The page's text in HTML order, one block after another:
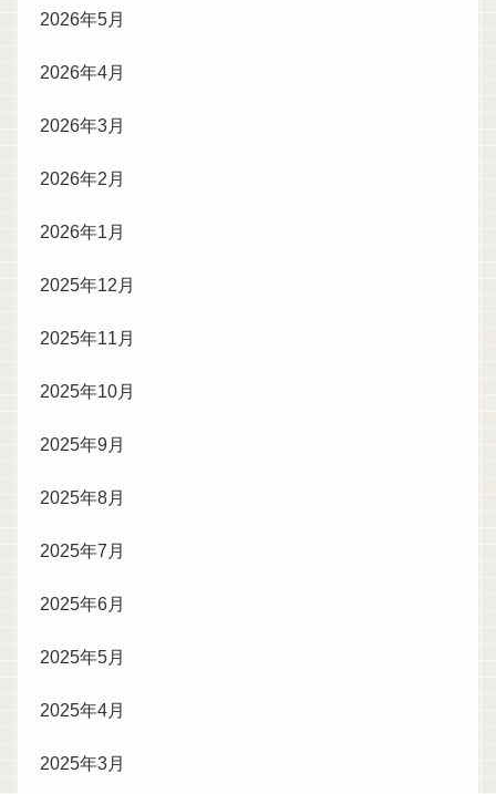
2026年5月
2026年4月
2026年3月
2026年2月
2026年1月
2025年12月
2025年11月
2025年10月
2025年9月
2025年8月
2025年7月
2025年6月
2025年5月
2025年4月
2025年3月